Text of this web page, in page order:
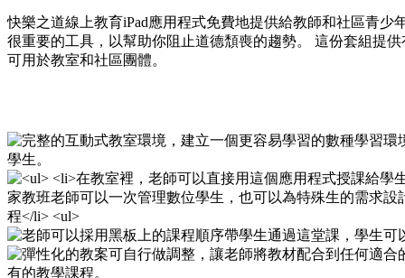
快樂之道線上教育iPad應用程式免費地提供給教師和社區青少
很重要的工具，以幫助你阻止道德頹喪的趨勢。 這份套組提
可用於教室和社區團體。